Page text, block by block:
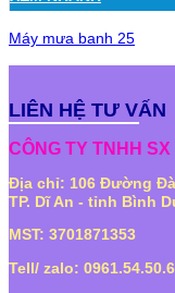
Máy mưa banh 25
LIÊN HỆ TƯ VẤN
CÔNG TY TNHH
Địa chỉ: 106 Đường
TP. Dĩ An - tỉnh Bình
MST: 3701871353
Tell/ zalo: